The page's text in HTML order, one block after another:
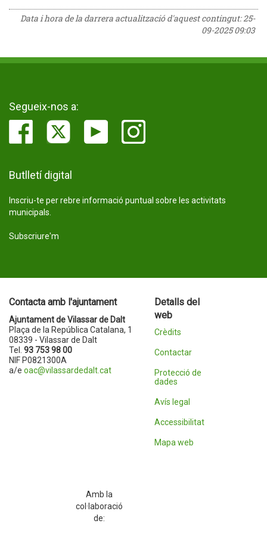
Data i hora de la darrera actualització d'aquest contingut:25-
09-2025 09:03
Segueix-nos a:
Butlletí digital
Inscriu-te per rebre informació puntual sobre les activitats
municipals.
Subscriure'm
Contacta amb l'ajuntament
Ajuntament de Vilassar de Dalt
Plaça de la República Catalana, 1
08339 - Vilassar de Dalt
Tel. 93 753 98 00
NIF P0821300A
a/e oac@vilassardedalt.cat
Detalls del
web
Crèdits
Contactar
Protecció de
dades
Avís legal
Accessibilitat
Mapa web
Amb la
col·laboració
de: